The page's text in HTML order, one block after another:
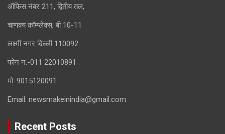
ऑफिस नंबर 211, द्वितीय तल,
चाणक्य कॉम्प्लेक्स, बी 10-11
लक्ष्मी नगर दिल्ली 110092
फोन न.-011 22010891
मो. 9015120091
Email: newsmakeinindia@gmail.com
Recent Posts